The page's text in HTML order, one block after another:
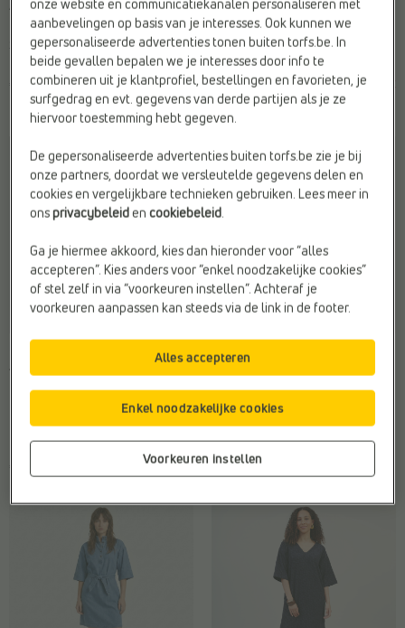
€ 69,95
Afwerking:Bloemenprint
Doelgroep:Dames
Sluiting:Geen
Vorige laagste prijs:
€ 41,40
€
69,00
Kleur:Blauw
Merk:Adoré
Sluiting:Knoop
KORTE JURKEN
Doelgroep:Dames
Merk:JDY
Vila
€ 54,99
Kleur:Blauw
Type2:Kleedjes
Web-Only:Nee
aanbevelingen op basis van je interesses. Ook kunnen we
gepersonaliseerde advertenties tonen buiten torfs.be. In
beide gevallen bepalen we je interesses door info te
combineren uit je klantprofiel, bestellingen en favorieten, je
surfgedrag en evt. gegevens van derde partijen als je ze
hiervoor toestemming hebt gegeven.
De gepersonaliseerde advertenties buiten torfs.be zie je bij
onze partners, doordat we versleutelde gegevens delen en
cookies en vergelijkbare technieken gebruiken. Lees meer in
onsprivacybeleidencookiebeleid.
Ga je hiermee akkoord, kies dan hieronder voor “alles
accepteren”. Kies anders voor “enkel noodzakelijke cookies”
of stel zelf in via “voorkeuren instellen”. Achteraf je
voorkeuren aanpassen kan steeds via de link in de footer.
Voorkeuren instellen
Enkel noodzakelijke cookies
Alles accepteren